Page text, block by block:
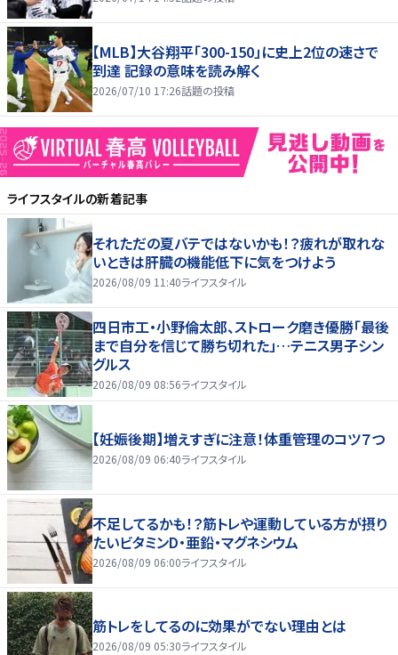
【MLB】大谷翔平「300-150」に史上2位の速さで
到達 記録の意味を読み解く
2026/07/10 17:26話題の投稿
ライフスタイルの新着記事
それただの夏バテではないかも！？疲れが取れな
いときは肝臓の機能低下に気をつけよう
2026/08/09 11:40ライフスタイル
四日市工・小野倫太郎、ストローク磨き優勝「最後
まで自分を信じて勝ち切れた」…テニス男子シン
グルス
2026/08/09 08:56ライフスタイル
【妊娠後期】増えすぎに注意！体重管理のコツ７つ
2026/08/09 06:40ライフスタイル
不足してるかも！？筋トレや運動している方が摂り
たいビタミンD・亜鉛・マグネシウム
2026/08/09 06:00ライフスタイル
筋トレをしてるのに効果がでない理由とは
2026/08/09 05:30ライフスタイル